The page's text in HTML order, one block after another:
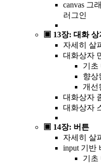
canvas 그
러그인
▣ 13장: 대화 상
자세히 살
대화상자
기초
향상
개선
대화상자
대화상자
▣ 14장: 버튼
자세히 살
input 기반
기초